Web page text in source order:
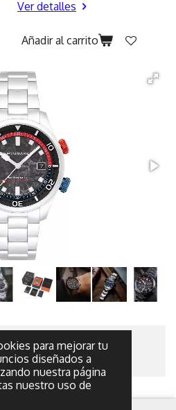
para mejorar tu
diseñados a
nuestra página
nuestro uso de
Ver detalles
Añadir al carrito
de plata